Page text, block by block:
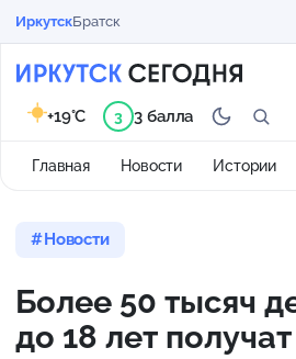
ИркутскБратск
Главная Новости Истории
+19°C 3 3 балла
Новости
Более 50 тысяч
до 18 лет получат